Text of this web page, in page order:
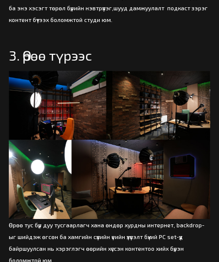
ба энэ хэсэгт төрөл бүрийн нэвтрүүлэг,шууд дамжуулалт подкаст зэрэг
контент бүтээх боломжтой студи юм.
3. Өрөө түрээс
Өрөө тус бүр дуу тусгаарлагч хана өндөр хурдны интернет, backdrop-
ыг шийдэж өгсөн ба хамгийн сүүлийн үеийн үзүүлэлт бүхий PC set-үүд
байршуулсан нь хэрэглэгч өөрийн хүссэн контентоо хийх бүрэн
боломжтой юм.